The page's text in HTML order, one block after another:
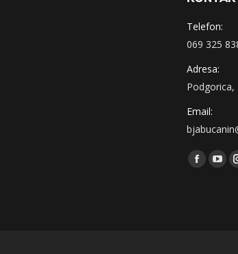
Telefon:
069 325
Adresa:
Podgorica,
Email:
Find us on: